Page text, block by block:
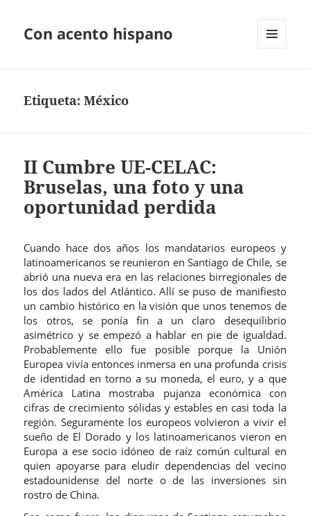
Con acento hispano
Etiqueta:México
II Cumbre UE-CELAC:
Bruselas, una foto y una
oportunidad perdida
Cuando hace dos años los mandatarios europeos y
latinoamericanos se reunieron en Santiago de Chile, se
abrió una nueva era en las relaciones birregionales de
los dos lados del Atlántico. Allí se puso de manifiesto
un cambio histórico en la visión que unos tenemos de
los otros, se ponía fin a un claro desequilibrio
asimétrico y se empezó a hablar en pie de igualdad.
Probablemente ello fue posible porque la Unión
Europea vivía entonces inmersa en una profunda crisis
de identidad en torno a su moneda, el euro, y a que
América Latina mostraba pujanza económica con
cifras de crecimiento sólidas y estables en casi toda la
región. Seguramente los europeos volvieron a vivir el
sueño de El Dorado y los latinoamericanos vieron en
Europa a ese socio idóneo de raíz común cultural en
quien apoyarse para eludir dependencias del vecino
estadounidense del norte o de las inversiones sin
rostro de China.